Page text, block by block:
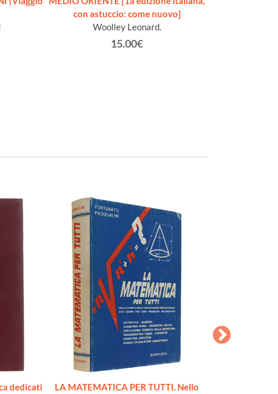
con astuccio: come nuovo]
Woolley Leonard.
15.00€
dedicati
LA MATEMATICA PER TUTTI. Nello